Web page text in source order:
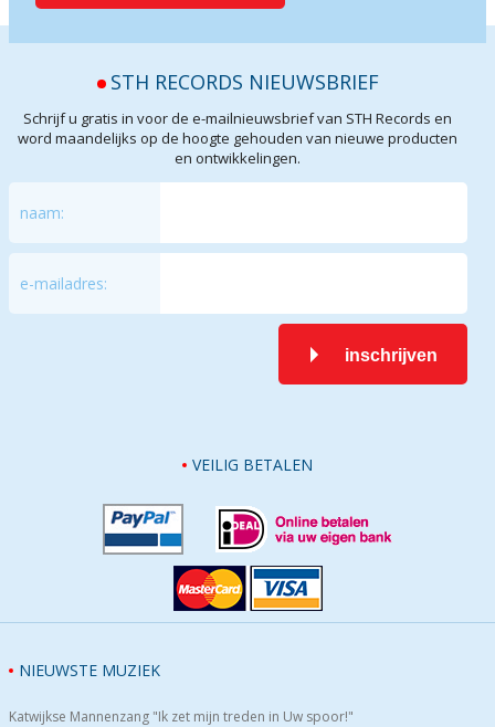
STH RECORDS NIEUWSBRIEF
Schrijf u gratis in voor de e-mailnieuwsbrief van STH Records en
word maandelijks op de hoogte gehouden van nieuwe producten
en ontwikkelingen.
naam:
e-mailadres:
inschrijven
VEILIG BETALEN
NIEUWSTE MUZIEK
Katwijkse Mannenzang "Ik zet mijn treden in Uw spoor!"